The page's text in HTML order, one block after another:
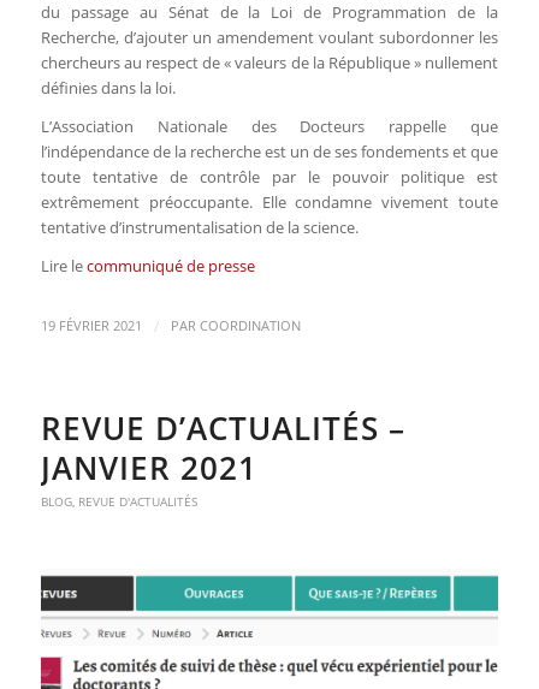
du passage au Sénat de la Loi de Programmation de la
Recherche, d’ajouter un amendement voulant subordonner les
chercheurs au respect de « valeurs de la République » nullement
définies dans la loi.
L’Association Nationale des Docteurs rappelle que
l’indépendance de la recherche est un de ses fondements et que
toute tentative de contrôle par le pouvoir politique est
extrêmement préoccupante. Elle condamne vivement toute
tentative d’instrumentalisation de la science.
Lire lecommuniqué de presse
19 FÉVRIER 2021 / PAR COORDINATION
REVUE D’ACTUALITÉS –
JANVIER 2021
BLOG, REVUE D'ACTUALITÉS